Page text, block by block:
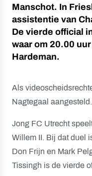
Manschot. In
assistentie van
De vierde official
waar om 20.00
Hardeman.
Als
Nagtegaal
Jong FC Utrecht
Willem II. Bij dat duel
Don Frijn en Mark
Tissingh is de vierde